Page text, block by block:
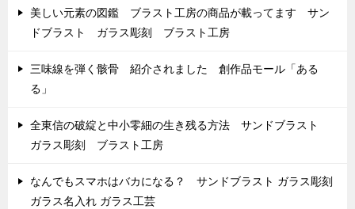
美しい元素の図鑑 ブラスト工房の商品が載ってます サン
ドブラスト ガラス彫刻 ブラスト工房
三味線を弾く骸骨 紹介されました 創作品モール「ある
る」
全東信の破綻と中小零細の生き残る方法 サンドブラスト
ガラス彫刻 ブラスト工房
なんでもスマホはバカになる？ サンドブラスト ガラス彫刻
ガラス名入れ ガラス工芸